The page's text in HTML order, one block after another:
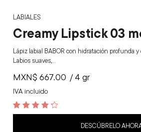
LABIALES
Creamy Lipstick 03
Lápiz labial BABOR con hidratación profunda y
Labios suaves,…
MXN$ 667.00
IVA incluido
/ 4 gr
4.4
DESCÚBRELO